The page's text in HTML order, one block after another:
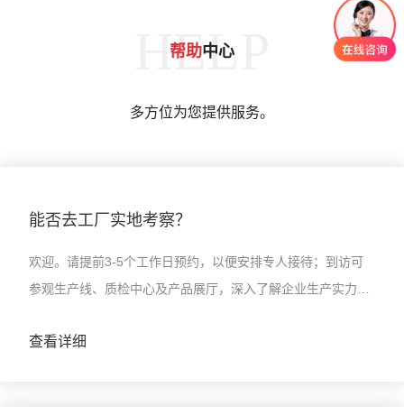
HELP
帮助中心
多方位为您提供服务。
能否去工厂实地考察？
欢迎。请提前3-5个工作日预约，以便安排专人接待；到访可
参观生产线、质检中心及产品展厅，深入了解企业生产实力与
查看详细